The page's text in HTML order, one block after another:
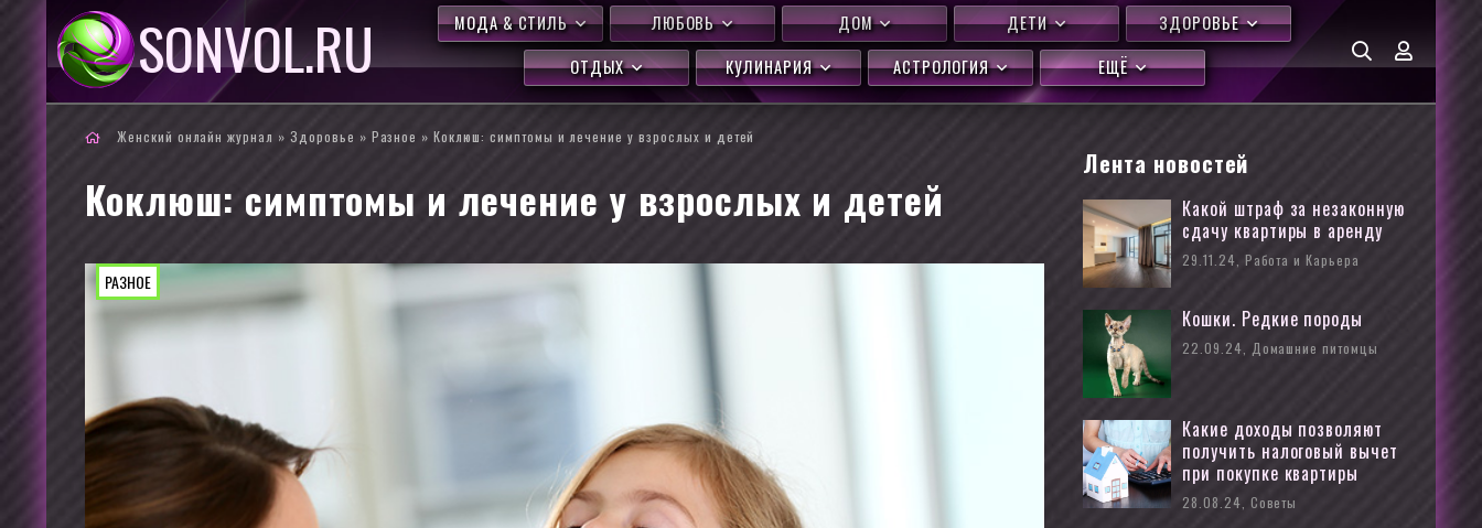
SONVOL.RU МОДА & СТИЛЬ ЛЮБОВЬ ДОМ ДЕТИ
ЗДОРОВЬЕ
ОТДЫХ
КУЛИНАРИЯ АСТРОЛОГИЯ ЕЩЁ
Женский онлайн журнал » Здоровье » Разное » Коклюш: симптомы и лечение у взрослых и детей
Коклюш: симптомы и лечение у взрослых и детей
РАЗНОЕ
Лента новостей
Какой штраф за незаконную
сдачу квартиры в аренду
29.11.24, Работа и Карьера
Кошки. Редкие породы
22.09.24, Домашние питомцы
Какие доходы позволяют
получить налоговый вычет
при покупке квартиры
28.08.24, Cоветы